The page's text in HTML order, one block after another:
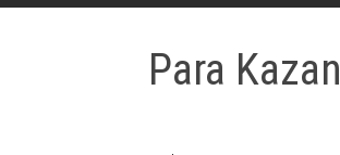
Para Kazan